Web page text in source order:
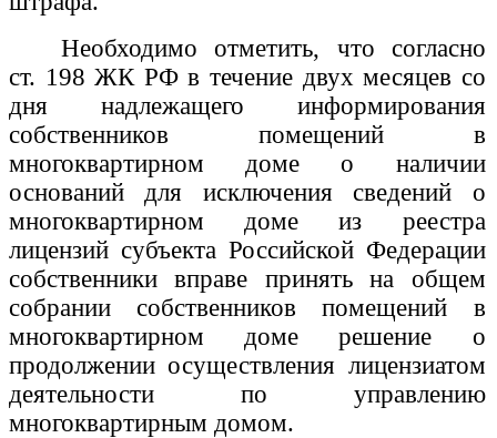
Необходимо отметить, что согласно
ст. 198 ЖК РФ в течение двух месяцев со
дня надлежащего информирования
собственников помещений в
многоквартирном доме о наличии
оснований для исключения сведений о
многоквартирном доме из реестра
лицензий субъекта Российской Федерации
собственники вправе принять на общем
собрании собственников помещений в
многоквартирном доме решение о
продолжении осуществления лицензиатом
деятельности по управлению
многоквартирным домом.